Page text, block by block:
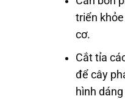
triển
cơ.
Cắt tỉa
để cây
hình